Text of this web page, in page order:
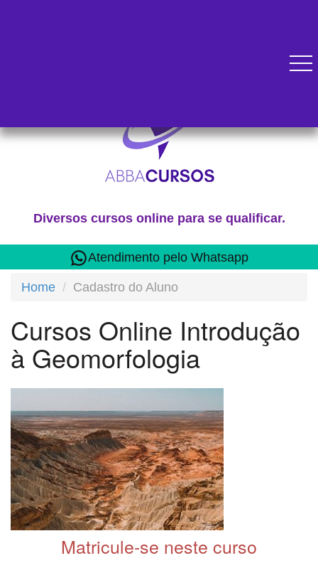
Atendimento pelo Whatsapp
Diversos cursos online para se qualificar.
Home Cadastro do Aluno
Cursos Online Introdução
à Geomorfologia
Matricule-se neste curso